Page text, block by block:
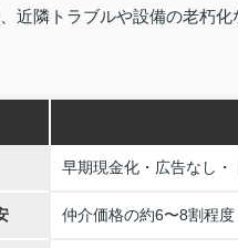
近隣トラブルや設備の老朽
早期現金化・広告なし
仲介価格の約6〜8割程度